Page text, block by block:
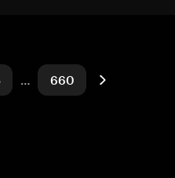
… 660